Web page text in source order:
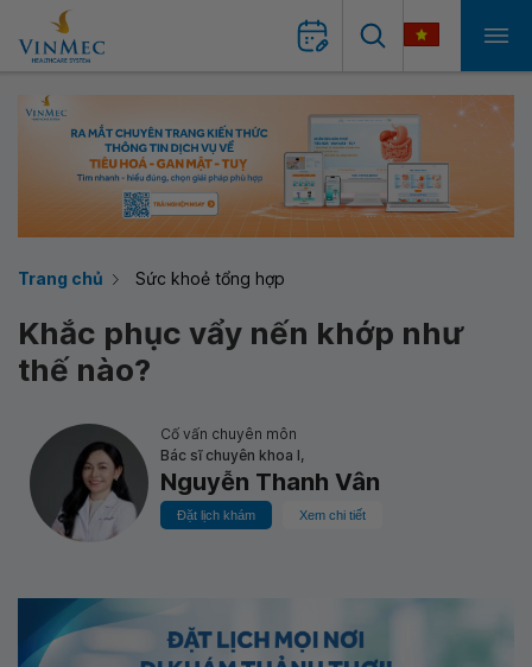
Trang chủ Sức khoẻ tổng hợp
Khắc phục vẩy nến khớp như
thế nào?
Cố vấn chuyên môn
Bác sĩ chuyên khoa I,
Nguyễn Thanh Vân
Đặt lịch khám Xem chi tiết